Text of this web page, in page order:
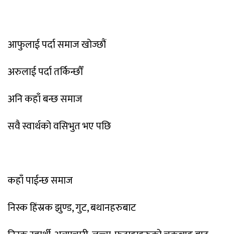
आफुलाईपर्दासमाजखोज्छौं
अरुलाईपर्दातर्किन्छौँ
अनिकहाँबन्छसमाज
सवैस्वार्थकोवसिभुतभएपछि
कहाँपाईन्छसमाज
निस्कहिंस्रकझुण्ड,गुट,बथानहरुबाट